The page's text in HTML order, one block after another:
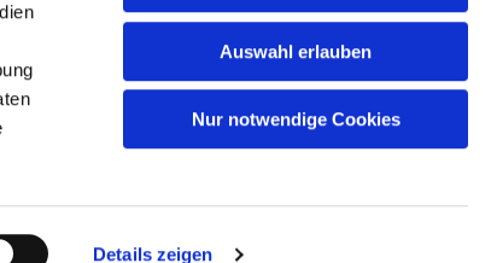
Details zeigen
Auswahl erlauben
Nur notwendige Cookies